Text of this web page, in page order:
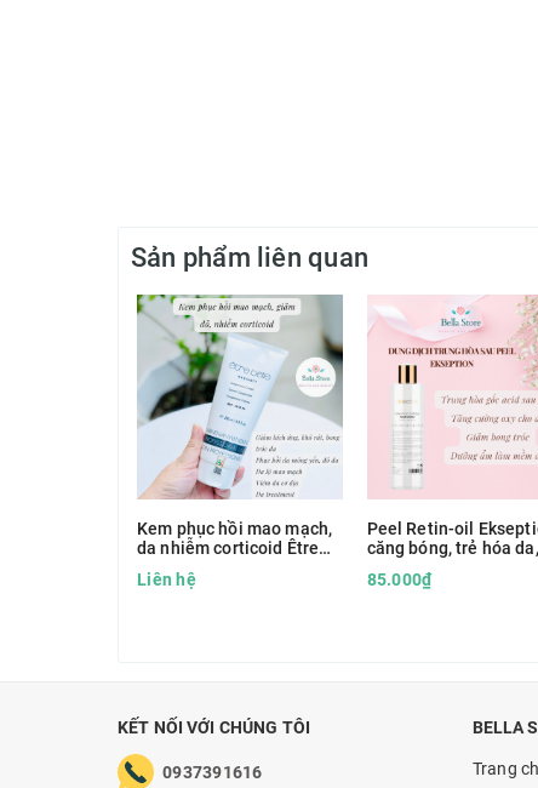
Sản phẩm liên quan
Kem phục hồi mao mạch,
da nhiễm corticoid Être
Đức
Liên hệ
Peel Retin-oil
căng bóng, trẻ hóa da,
85.000₫
KẾT NỐI VỚI CHÚNG TÔI
0937391616
BELLA
Trang